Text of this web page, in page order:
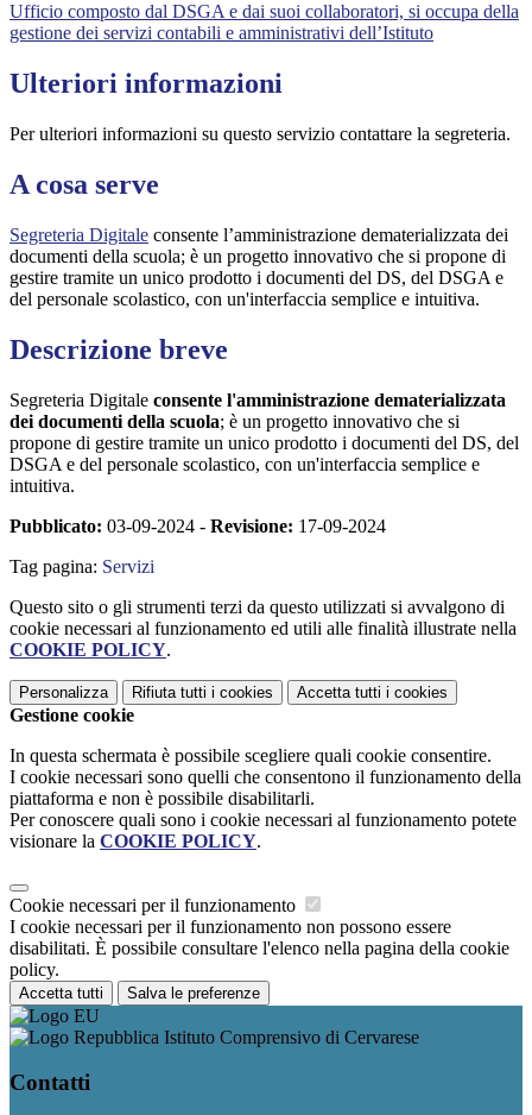
Ufficio composto dal DSGA e dai suoi collaboratori, si occupa della
gestione dei servizi contabili e amministrativi dell’Istituto
Ulteriori informazioni
Per ulteriori informazioni su questo servizio contattare la segreteria.
A cosa serve
Segreteria Digitale consente l’amministrazione dematerializzata dei
documenti della scuola; è un progetto innovativo che si propone di
gestire tramite un unico prodotto i documenti del DS, del DSGA e
del personale scolastico, con un'interfaccia semplice e intuitiva.
Descrizione breve
Segreteria Digitale consente l'amministrazione dematerializzata
dei documenti della scuola; è un progetto innovativo che si
propone di gestire tramite un unico prodotto i documenti del DS, del
DSGA e del personale scolastico, con un'interfaccia semplice e
intuitiva.
Pubblicato: 03-09-2024 - Revisione: 17-09-2024
Tag pagina: Servizi
Questo sito o gli strumenti terzi da questo utilizzati si avvalgono di
cookie necessari al funzionamento ed utili alle finalità illustrate nella
COOKIE POLICY.
Personalizza Rifiuta tutti i cookies Accetta tutti i cookies
Gestione cookie
In questa schermata è possibile scegliere quali cookie consentire.
I cookie necessari sono quelli che consentono il funzionamento della
piattaforma e non è possibile disabilitarli.
Per conoscere quali sono i cookie necessari al funzionamento potete
visionare la COOKIE POLICY.
Cookie necessari per il funzionamento
I cookie necessari per il funzionamento non possono essere
disabilitati. È possibile consultare l'elenco nella pagina della cookie
policy.
Accetta tutti Salva le preferenze
Istituto Comprensivo di Cervarese
Contatti